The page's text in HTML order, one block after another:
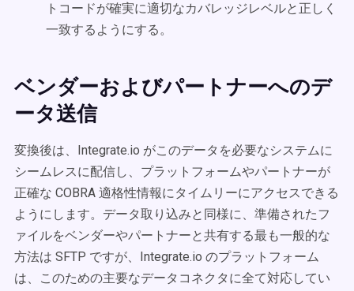
トコードが確実に適切なカバレッジレベルと正しく
一致するようにする。
ベンダーおよびパートナーへのデ
ータ送信
変換後は、Integrate.io がこのデータを必要なシステムに
シームレスに配信し、プラットフォームやパートナーが
正確な COBRA 適格性情報にタイムリーにアクセスできる
ようにします。データ取り込みと同様に、準備されたフ
ァイルをベンダーやパートナーと共有する最も一般的な
方法は SFTP ですが、Integrate.io のプラットフォーム
は、このための主要なデータコネクタに全て対応してい